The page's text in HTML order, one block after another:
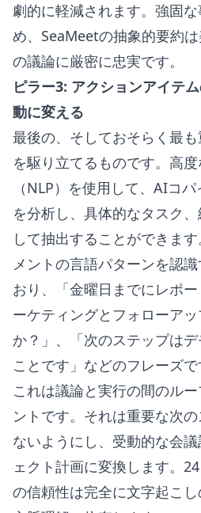
劇的に軽減されます。強固
め、SeaMeetの抽象的要約
の議論に厳密に忠実です。
ピラー3: アクションアイテ
動に変える
最後の、そしておそらく最
を駆り立てるものです。高
（NLP）を使用して、AIコ
を分析し、具体的なタスク
して抽出することができま
メントの言語パターンを認
おり、「金曜日までにレポ
ーケティングとフォローア
か？」、「次のステップは
ことです」などのフレーズ
これは議論と実行の間のル
ントです。それは重要な次
ないようにし、受動的な会
ェクト計画に変換します。
の信頼性は完全に文字起こ